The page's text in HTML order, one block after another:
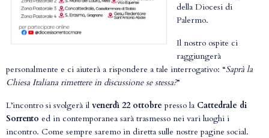
della Diocesi di
Palermo.
Il nostro ospite ci
raggiungerà
personalmente e ci aiuterà a rispondere a tale interrogativo: “Saprà la
Chiesa Italiana rimettere in discussione se stessa?”
L’incontro si svolgerà il venerdì 22 ottobre presso la Cattedrale di
Sorrento ed in contemporanea sarà trasmesso nei vari luoghi i
incontro. Come sempre saremo in diretta sulle nostre pagine social.